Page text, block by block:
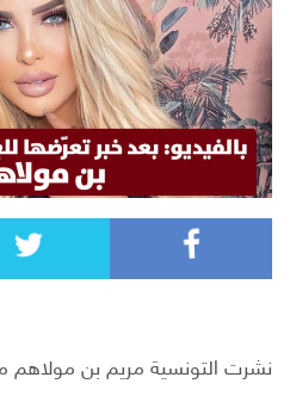
نشرت التونسية مريم بن مولاهم